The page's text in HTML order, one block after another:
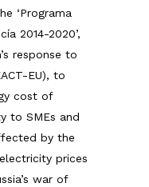
‘Programa
2014-2020’,
response to
EU), to
cost of
to SMEs and
by the
prices
war of